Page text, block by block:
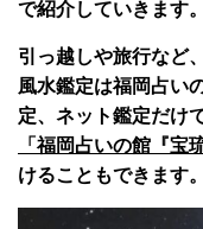
で紹介していきます。
引っ越しや旅行など
風水鑑定は福岡占い
定、ネット鑑定だけ
「福岡占いの館『宝
けることもできます。